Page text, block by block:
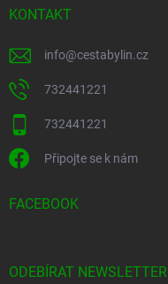
KONTAKT
info@cestabylin.cz
732441221
732441221
Připojte se k nám
FACEBOOK
ODEBÍRAT NEWSLETTER